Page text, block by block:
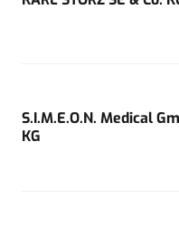
S.I.M.E.O.N. Medical
KG